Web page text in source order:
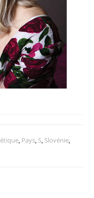
, Pays, S, Slovénie,